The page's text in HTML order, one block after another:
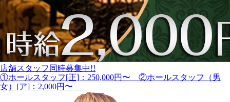
店舗スタッフ同時募集中!!
①ホールスタッフ[正]：250,000円〜 ②ホールスタッフ（男
女）[ア]：2,000円〜